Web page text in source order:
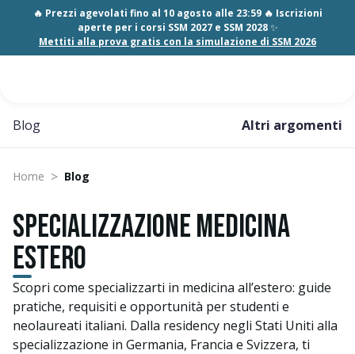
🔥 Prezzi agevolati fino al 10 agosto alle 23:59 🔥 Iscrizioni
aperte per i corsi SSM 2027 e SSM 2028✨
Mettiti alla prova gratis con la simulazione di SSM 2026
Blog Altri argomenti
Home > Blog
Specializzazione medicina
estero
Scopri come specializzarti in medicina all’estero: guide
pratiche, requisiti e opportunità per studenti e
neolaureati italiani. Dalla residency negli Stati Uniti alla
specializzazione in Germania, Francia e Svizzera, ti